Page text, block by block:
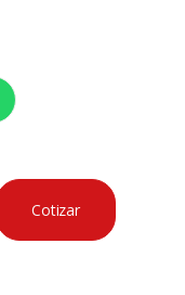
Cotizar